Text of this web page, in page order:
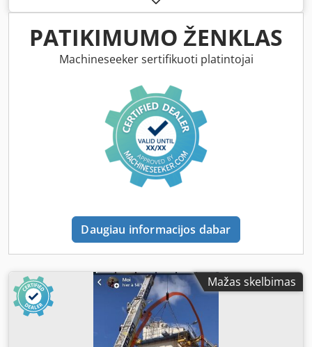
PATIKIMUMO ŽENKLAS
Machineseeker sertifikuoti platintojai
Daugiau informacijos dabar
Mažas skelbimas